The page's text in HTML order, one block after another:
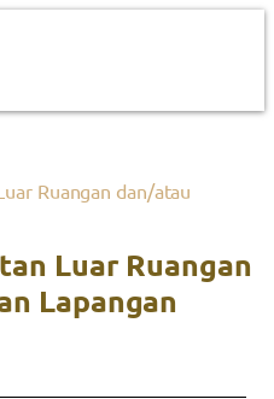
Ruangan dan/atau
Luar Ruangan
Lapangan